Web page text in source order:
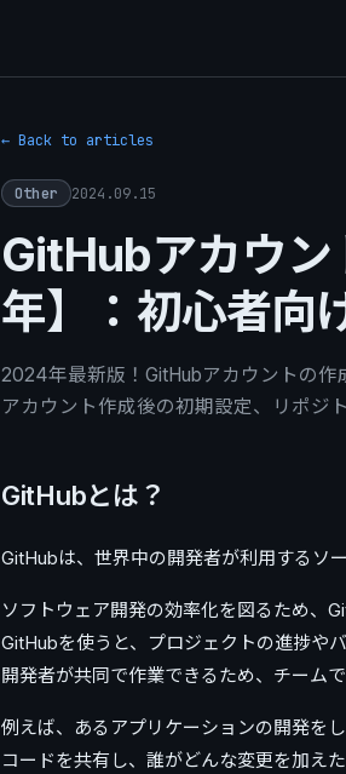
← Back to articles
Other 2024.09.15
GitHubアカウ
年】：初心者向
2024年最新版！GitHubアカウントの作
アカウント作成後の初期設定、リポジ
GitHubとは？
GitHubは、世界中の開発者が利用するソ
ソフトウェア開発の効率化を図るため、
GitHubを使うと、プロジェクトの進捗や
開発者が共同で作業できるため、チーム
例えば、あるアプリケーションの開発を
コードを共有し、誰がどんな変更を加え